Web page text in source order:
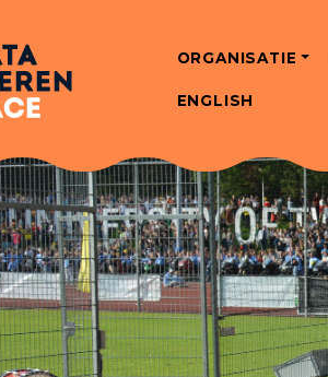
ORGANISATIE
ENGLISH